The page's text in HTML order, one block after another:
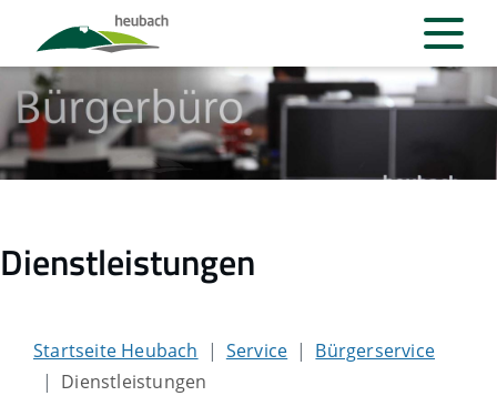
Dienstleistungen
Startseite Heubach Service
Bürgerservice
Dienstleistungen